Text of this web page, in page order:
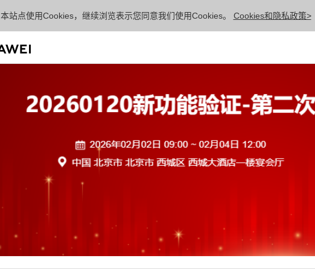
本站点使用Cookies，继续浏览表示您同意我们使用Cookies。 Cookies和隐私政策>